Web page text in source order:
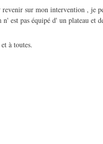
revenir sur mon intervention , je
est pas équipé d' un plateau et
à toutes.